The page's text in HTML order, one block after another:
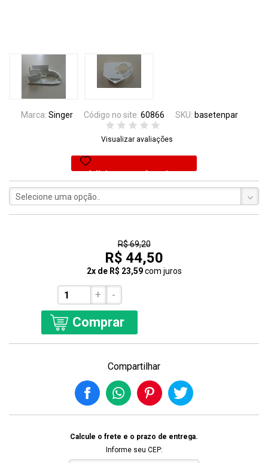
Marca: Singer Código no site: 60866 SKU: basetenpar
Visualizar avaliações
Adicionar aos favoritos
Selecione uma opção..
R$ 69,20
R$ 44,50
2x de R$ 23,59 com juros
+ -
Comprar
Compartilhar
Calcule o frete e o prazo de entrega.
Informe seu CEP: